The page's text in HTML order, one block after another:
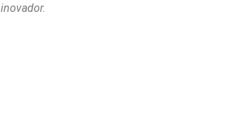
inovador.